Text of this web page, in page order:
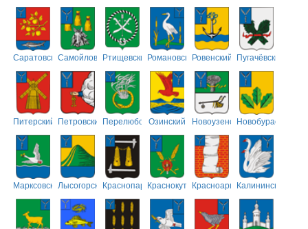
СаратовскийСамойловскийРтищевскийРомановскийРовенский Пугачёвский
Питерский ПетровскийПерелюбскийОзинский НовоузенскийНовобурасский
МарксовскийЛысогорскийКраснопартизанский
КраснокутскийКрасноармейский
Калининский